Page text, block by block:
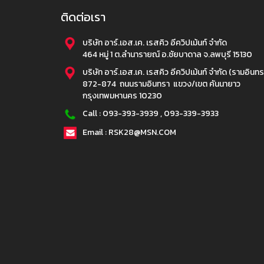
ติดต่อเรา
บริษัท อาร์.เอส.เค. เรสคิว อีควิปเม้นท์ จำกัด
464 หมู่ 1 ต.ลำนารายณ์ อ.ชัยบาดาล จ.ลพบุรี 15130
บริษัท อาร์.เอส.เค. เรสคิว อีควิปเม้นท์ จำกัด (รามอินท
872-874 ถนนรามอินทรา แขวง/เขต คันนายาว
กรุงเทพมหานคร 10230
Call :093-393-3939,093-339-3933
Email : RSK28@MSN.COM